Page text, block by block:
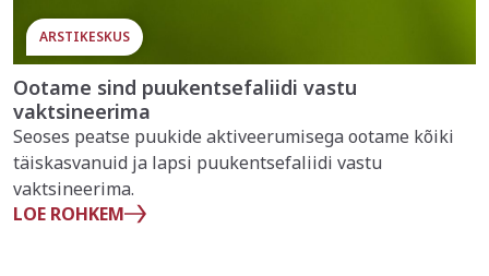
ARSTIKESKUS
Ootame sind puukentsefaliidi vastu
vaktsineerima
Seoses peatse puukide aktiveerumisega ootame kõiki
täiskasvanuid ja lapsi puukentsefaliidi vastu
vaktsineerima.
LOE ROHKEM